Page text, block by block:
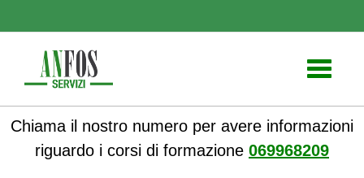
Toggle
Chiama il nostro numero per avere informazioni
riguardo i corsi di formazione 069968209